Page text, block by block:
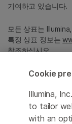
기여하고 있습니다.
모든 상표는
특정 상표 정보는
참조하십시오.
Privacy Policy
Cookie
Illumina,
to tailor
with an